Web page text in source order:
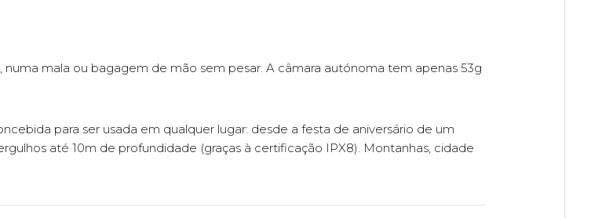
mala ou bagagem de mão sem pesar. A câmara autónoma tem apenas 53g
para ser usada em qualquer lugar: desde a festa de aniversário de um
até 10m de profundidade (graças à certificação IPX8). Montanhas, cidade